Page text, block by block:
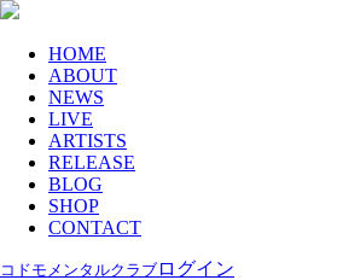
HOME
ABOUT
NEWS
LIVE
ARTISTS
RELEASE
BLOG
SHOP
CONTACT
コドモメンタルクラブ ログイン